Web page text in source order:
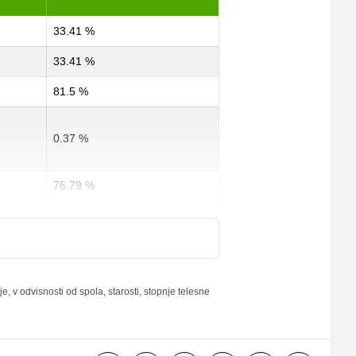
33.41 %
33.41 %
81.5 %
0.37 %
76.79 %
102.5 %
v odvisnosti od spola, starosti, stopnje telesne